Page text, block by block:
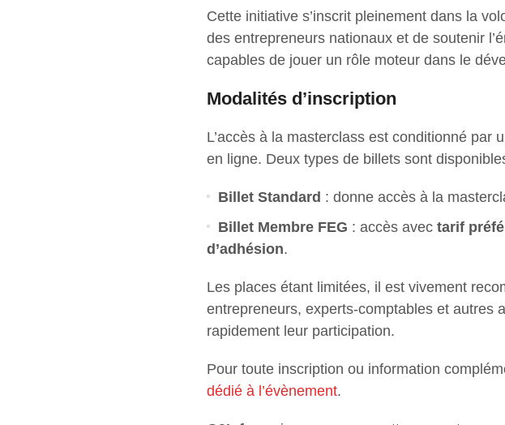
Cette initiative s’inscrit pleinement dans la
des entrepreneurs nationaux et de soutenir
capables de jouer un rôle moteur dans le
Modalités d’inscription
L’accès à la masterclass est conditionné par
en ligne. Deux types de billets sont
Billet Standard : donne accès à la
Billet Membre FEG : accès avectarif
d’adhésion.
Les places étant limitées, il est vivement
entrepreneurs, experts-comptables et autres
rapidement leur participation.
Pour toute inscription ou information
dédié à l’évènement.